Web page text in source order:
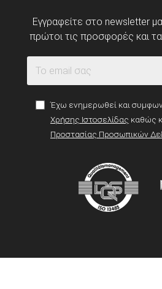
Εγγραφείτε στο newsletter
πρώτοι τις προσφορές και
Έχω ενημερωθεί και
Χρήσης Ιστοσελίδας καθώς
Προστασίας Προσωπικών